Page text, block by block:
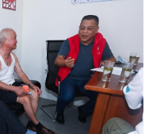
政务
金融 汽车
信息化 数字经济